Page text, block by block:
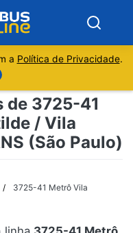
a Política de Privacidade.
de 3725-41
/ Vila
(São Paulo)
3725-41 Metrô Vila